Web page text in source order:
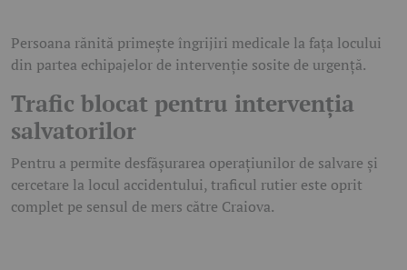
Persoana rănită primește îngrijiri medicale la fața locului
din partea echipajelor de intervenție sosite de urgență.
Trafic blocat pentru intervenția
salvatorilor
Pentru a permite desfășurarea operațiunilor de salvare și
cercetare la locul accidentului, traficul rutier este oprit
complet pe sensul de mers către Craiova.